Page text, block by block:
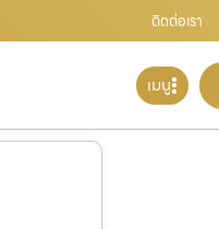
ติดต่อเรา
เมนู